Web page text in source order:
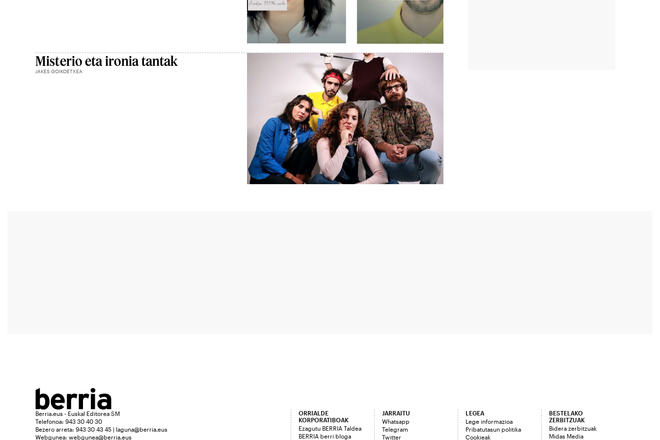
Misterio eta ironia tantak
JAKES GOIKOETXEA
Berria.eus - Euskal Editorea SM
Telefonoa: 943 30 40 30
Bezero arreta: 943 30 43 45 | laguna@berria.eus
Webgunea: webgunea@berria.eus
ORRIALDE
KORPORATIBOAK
Ezagutu BERRIA Taldea
BERRIA berri bloga
JARRAITU
Whatsapp
Telegram
Twitter
LEGEA
Lege informazioa
Pribatutasun politika
Cookieak
BESTELAKO
ZERBITZUAK
Bidera zerbitzuak
Midas Media